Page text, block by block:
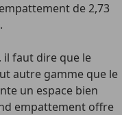
de 2,73
il faut dire que le
autre gamme que le
un espace bien
empattement offre